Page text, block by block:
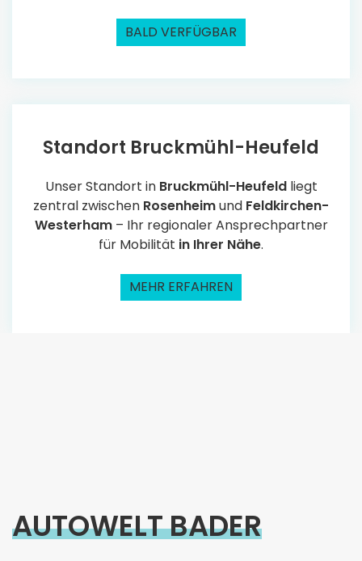
BALD VERFÜGBAR
Standort Bruckmühl-Heufeld
Unser Standort in Bruckmühl-Heufeldliegt
zentral zwischen Rosenheimund Feldkirchen-
Westerham– Ihr regionaler Ansprechpartner
für Mobilität in Ihrer Nähe.
MEHR ERFAHREN
AUTOWELT BADER